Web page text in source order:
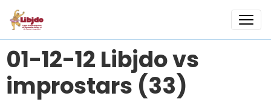
01-12-12 Libjdo vs
improstars (33)